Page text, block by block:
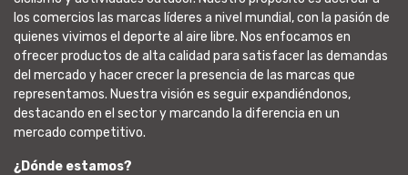
los comercios las marcas líderes a nivel mundial, con la pasión de
quienes vivimos el deporte al aire libre. Nos enfocamos en
ofrecer productos de alta calidad para satisfacer las demandas
del mercado y hacer crecer la presencia de las marcas que
representamos. Nuestra visión es seguir expandiéndonos,
destacando en el sector y marcando la diferencia en un
mercado competitivo.
¿Dónde estamos?